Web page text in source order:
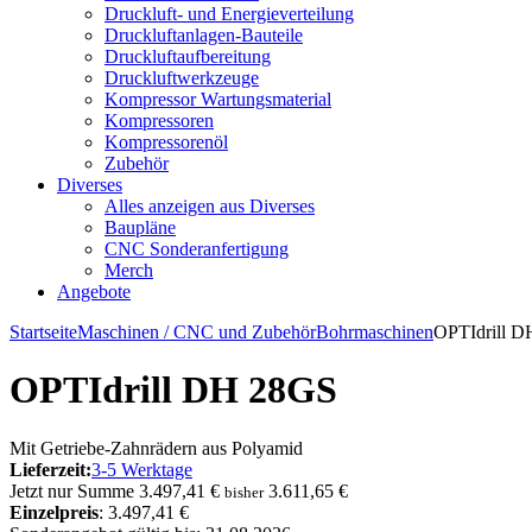
Druckluft- und Energieverteilung
Druckluftanlagen-Bauteile
Druckluftaufbereitung
Druckluftwerkzeuge
Kompressor Wartungsmaterial
Kompressoren
Kompressorenöl
Zubehör
Diverses
Alles anzeigen aus Diverses
Baupläne
CNC Sonderanfertigung
Merch
Angebote
StartseiteMaschinen / CNC und ZubehörBohrmaschinenOPTIdrill
OPTIdrill DH 28GS
Mit Getriebe-Zahnrädern aus Polyamid
Lieferzeit:3-5 Werktage
Jetzt nur Summe 3.497,41 € bisher3.611,65 €
Einzelpreis: 3.497,41 €